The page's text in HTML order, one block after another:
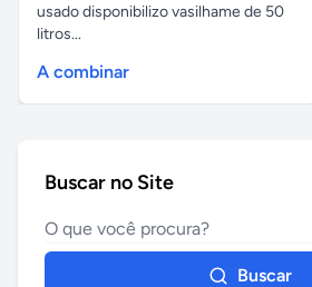
usado disponibilizo vasilhame de 50
litros...
A combinar
Buscar no Site
Buscar